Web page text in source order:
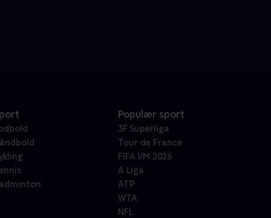
Populær sport
3F Superliga
Tour de France
FIFA VM 2026
A Liga
ATP
WTA
NFL